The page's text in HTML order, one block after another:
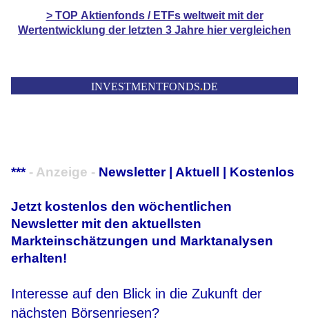
> TOP Aktienfonds / ETFsweltweit mit der
Wertentwicklung der letzten 3 Jahre hier vergleichen
INVESTMENTFONDS.DE
*** - Anzeige - Newsletter | Aktuell | Kostenlos
Jetzt kostenlos den wöchentlichen
Newsletter mit den aktuellsten
Markteinschätzungen und Marktanalysen
erhalten!
Interesse auf den Blick in die Zukunft der
nächsten Börsenriesen?